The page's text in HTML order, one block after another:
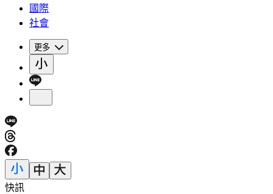
國際
社會
更多
快訊